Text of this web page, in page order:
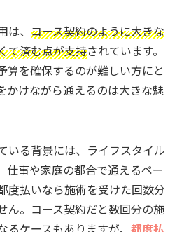
、 コース契約のように大きな
て済む点が支持されています。
算を確保するのが難しい方にと
かけながら通えるのは大きな魅
いる背景には、ライフスタイル
仕事や家庭の都合で通えるペー
度払いなら施術を受けた回数分
ん。コース契約だと数回分の施